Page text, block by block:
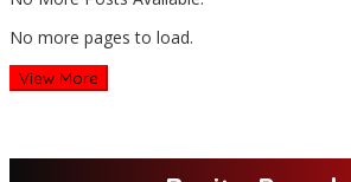
No more pages to load.
View More